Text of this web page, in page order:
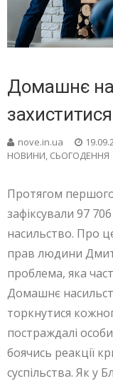
Домашнє
захиститися
nove.in.ua
НОВИНИ, СЬОГОДЕННЯ
Протягом першого
зафіксували 97
насильство. Про
прав людини
проблема, яка
Домашнє
торкнутися
постраждалі
боячись реакції
суспільства. Як у